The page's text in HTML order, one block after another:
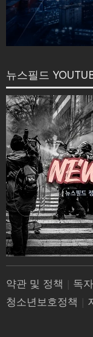
뉴스필드
약관 및 정책 | 독
청소년보호정책 |